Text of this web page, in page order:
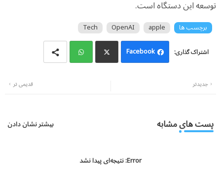
توسعه این دستگاه است.
برچسب ها apple
OpenAI
Tech
Facebook
جدیدتر قدیمی تر
پست های مشابه بیشتر نشان دادن
Error: نتیجه‌ای پیدا نشد